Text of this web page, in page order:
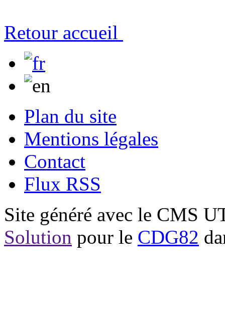
Retour accueil
Plan du site
Mentions légales
Contact
Flux RSS
Site généré avec le CMS
Solution pour le CDG82